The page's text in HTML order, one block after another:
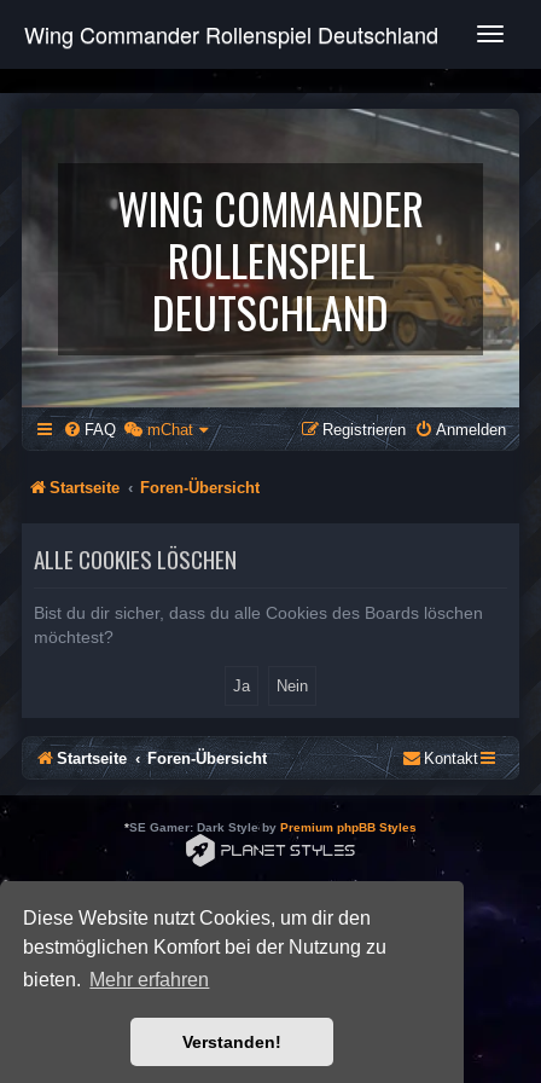
Diese Website nutzt Cookies, um dir den
bestmöglichen Komfort bei der Nutzung zu
bieten. Mehr erfahren
Verstanden!
T
g
e
v
g
a
t
i
o
n
Wing Commander Rollenspiel Deutschland
WING COMMANDER
ROLLENSPIEL
DEUTSCHLAND
FAQ mChat Anmelden
Registrieren
Startseite Foren-Übersicht
ALLE COOKIES LÖSCHEN
Bist du dir sicher, dass du alle Cookies des Boards löschen
möchtest?
Startseite Foren-Übersicht Kontakt
*SE Gamer: Dark Style by Premium phpBB Styles
Deutsche Übersetzung durchphpBB.de